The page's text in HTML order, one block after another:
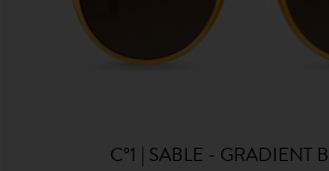
C°1 | SABLE - GRADIENT